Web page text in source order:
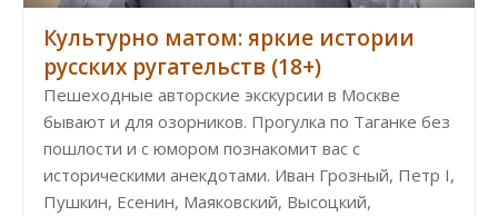
Культурно матом: яркие истории
русских ругательств (18+)
Пешеходные авторские экскурсии в Москве
бывают и для озорников. Прогулка по Таганке без
пошлости и с юмором познакомит вас с
историческими анекдотами. Иван Грозный, Петр I,
Пушкин, Есенин, Маяковский, Высоцкий,